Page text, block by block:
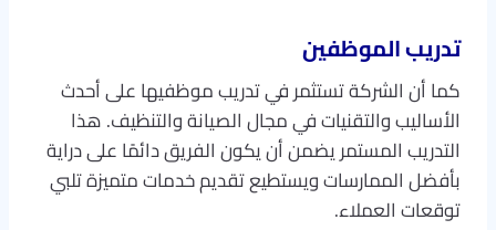
تدريب الموظفين
كما أن الشركة تستثمر في تدريب موظفيها على أحدث
الأساليب والتقنيات في مجال الصيانة والتنظيف. هذا
التدريب المستمر يضمن أن يكون الفريق دائمًا على دراية
بأفضل الممارسات ويستطيع تقديم خدمات متميزة تلبي
توقعات العملاء.